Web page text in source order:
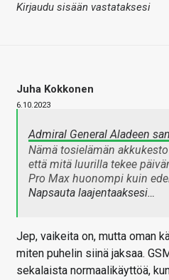
Kirjaudu sisään vastataksesi
Juha Kokkonen
6.10.2023
Admiral General Aladeen
Nämä tosielämän
että mitä luurilla tekee
Pro Max huonompi kuin
Napsauta laajentaaksesi…
Jep, vaikeita on, mutta oman
miten puhelin siinä jaksaa.
sekalaista normaalikäyttöä,